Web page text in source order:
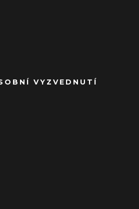
VYZVEDNUTÍ